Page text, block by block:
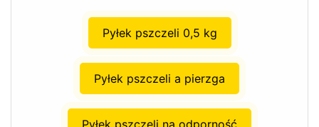
Pyłek pszczeli 0,5 kg
Pyłek pszczeli a pierzga